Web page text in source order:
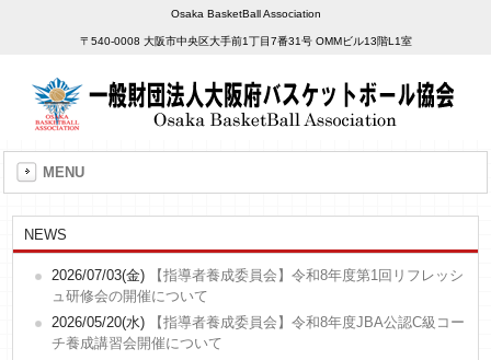
Osaka BasketBall Association
〒540-0008 大阪市中央区大手前1丁目7番31号 OMMビル13階L1室
MENU
NEWS
2026/07/03(金)
【指導者養成委員会】令和8年度第1回リフレッシ
ュ研修会の開催について
2026/05/20(水)
【指導者養成委員会】令和8年度JBA公認C級コー
チ養成講習会開催について